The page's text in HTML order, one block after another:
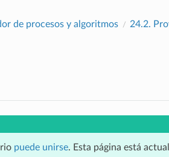
de procesos y algoritmos 24.2.
puede unirse. Esta página está